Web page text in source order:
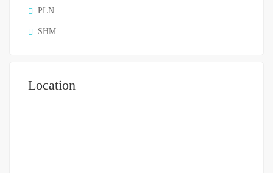
PLN
SHM
Location